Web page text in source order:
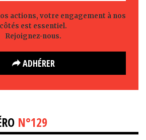
actions, votre engagement à nos
côtés est essentiel.
Rejoignez-nous.
ADHÉRER
N°129